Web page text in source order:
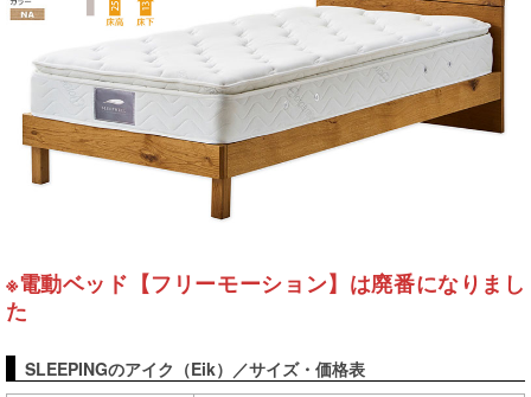
※電動ベッド【フリーモーション】は廃番になりまし
た
SLEEPINGのアイク（Eik）／サイズ・価格表